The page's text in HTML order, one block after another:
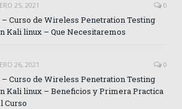
25, 2021 0
– Curso de Wireless Penetration Testing
Kali linux – Que Necesitaremos
26, 2021 0
– Curso de Wireless Penetration Testing
Kali linux – Beneficios y Primera Practica
Curso